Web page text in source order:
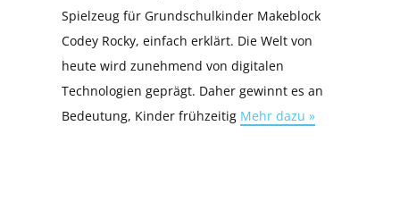
Spielzeug für Grundschulkinder Makeblock
Codey Rocky, einfach erklärt. Die Welt von
heute wird zunehmend von digitalen
Technologien geprägt. Daher gewinnt es an
Bedeutung, Kinder frühzeitig Mehr dazu »